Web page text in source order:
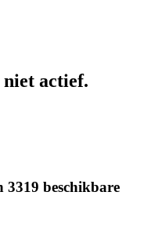
niet actief.
beschikbare